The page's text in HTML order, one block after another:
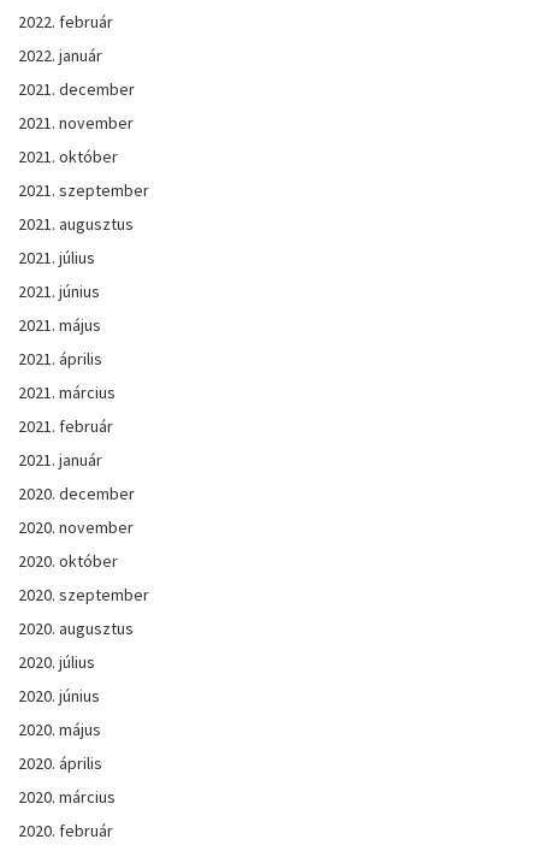
2022. február
2022. január
2021. december
2021. november
2021. október
2021. szeptember
2021. augusztus
2021. július
2021. június
2021. május
2021. április
2021. március
2021. február
2021. január
2020. december
2020. november
2020. október
2020. szeptember
2020. augusztus
2020. július
2020. június
2020. május
2020. április
2020. március
2020. február